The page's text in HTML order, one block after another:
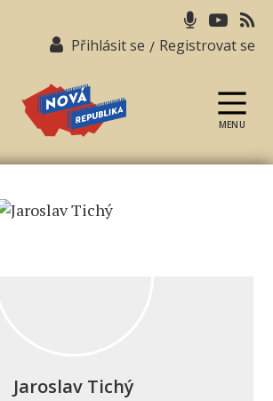
Přihlásit se / Registrovat se
republika
MENU
Jaroslav Tichý